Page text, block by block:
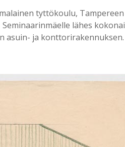
tyttökoulu,
lähes
asuin- ja konttorirakennuksen.